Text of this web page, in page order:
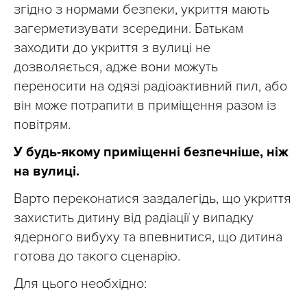
згідно з нормами безпеки, укриття мають
загерметизувати зсередини. Батькам
заходити до укриття з вулиці не
дозволяється, адже вони можуть
переносити на одязі радіоактивний пил, або
він може потрапити в приміщення разом із
повітрям.
У будь-якому приміщенні безпечніше, ніж
на вулиці.
Варто переконатися заздалегідь, що укриття
захистить дитину від радіації у випадку
ядерного вибуху та впевнитися, що дитина
готова до такого сценарію.
Для цього необхідно: